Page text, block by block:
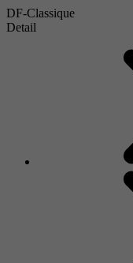
DF-Classique
Detail